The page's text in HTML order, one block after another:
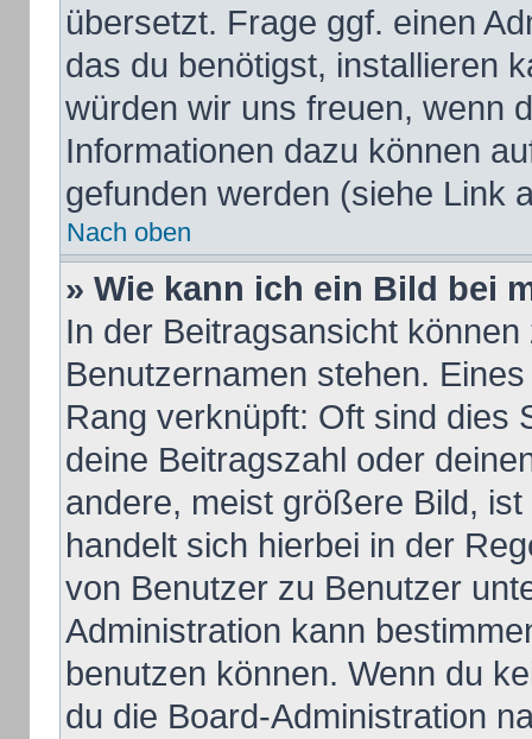
übersetzt. Frage ggf. einen
das du benötigst, installieren
würden wir uns freuen, wenn
Informationen dazu können
gefunden werden (siehe Link
Nach oben
» Wie kann ich ein Bild bei
In der Beitragsansicht
Benutzernamen stehen.
Rang verknüpft: Oft sind dies
deine Beitragszahl oder
andere, meist größere Bild,
handelt sich hierbei in der
von Benutzer zu Benutzer
Administration kann
benutzen können. Wenn du
du die Board-Administration